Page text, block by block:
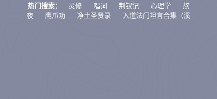
热门搜索： 灵修 唱词 荆钗记 心理学
熬
夜
鹰爪功 净土圣贤录
入道法门坦言合集（溪